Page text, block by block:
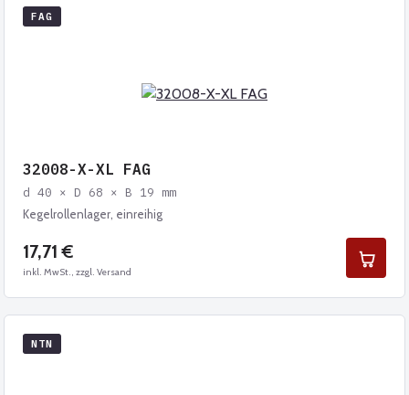
FAG
32008-X-XL FAG
d 40 × D 68 × B 19 mm
Kegelrollenlager, einreihig
17,71 €
inkl. MwSt., zzgl. Versand
NTN